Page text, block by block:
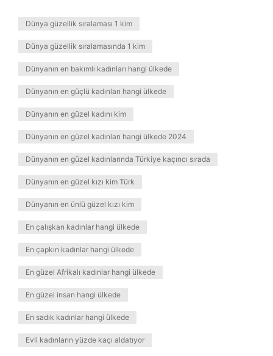
Dünya güzellik sıralaması 1 kim
Dünya güzellik sıralamasında 1 kim
Dünyanın en bakımlı kadınları hangi ülkede
Dünyanın en güçlü kadınları hangi ülkede
Dünyanın en güzel kadını kim
Dünyanın en güzel kadınları hangi ülkede 2024
Dünyanın en güzel kadınlarında Türkiye kaçıncı sırada
Dünyanın en güzel kızı kim Türk
Dünyanın en ünlü güzel kızı kim
En çalışkan kadınlar hangi ülkede
En çapkın kadınlar hangi ülkede
En güzel Afrikalı kadınlar hangi ülkede
En güzel insan hangi ülkede
En sadık kadınlar hangi ülkede
Evli kadınların yüzde kaçı aldatıyor